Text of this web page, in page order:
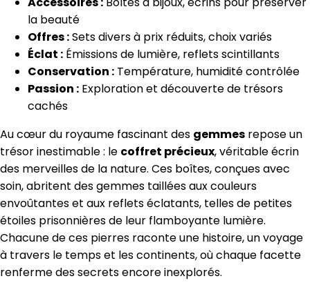
la beauté
Offres :Sets divers à prix réduits, choix variés
Éclat : Émissions de lumière, reflets scintillants
Conservation : Température, humidité contrôlée
Passion : Exploration et découverte de trésors
cachés
Au cœur du royaume fascinant des gemmes repose un
trésor inestimable : le coffret précieux, véritable écrin
des merveilles de la nature. Ces boîtes, conçues avec
soin, abritent des gemmes taillées aux couleurs
envoûtantes et aux reflets éclatants, telles de petites
étoiles prisonnières de leur flamboyante lumière.
Chacune de ces pierres raconte une histoire, un voyage
à travers le temps et les continents, où chaque facette
renferme des secrets encore inexplorés.